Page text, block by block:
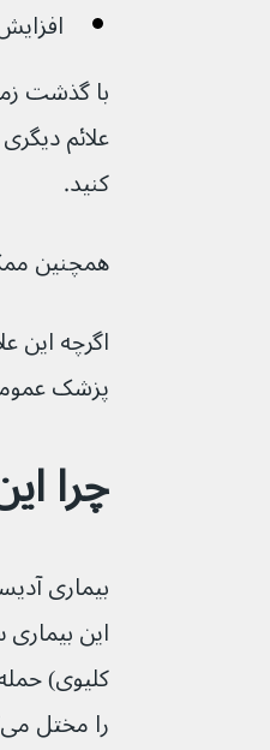
با گذشت
علائم
کنید.
همچنین ممکن
اگرچه این
پزشک
چرا
بیماری
این
را مختل می‌کند.